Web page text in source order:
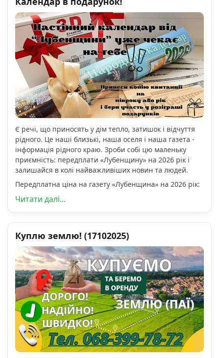
Є речі, що приносять у дім тепло, затишок і відчуття
рідного. Це наші близькі, наша оселя і наша газета -
інформація рідного краю. Зроби собі цю маленьку
приємність: передплати «Лубенщину» на 2026 рік і
залишайся в колі найважливіших новин та людей.
Передплатна ціна на газету «Лубенщина» на 2026 рік:
Читати далі...
Куплю землю! (17102025)